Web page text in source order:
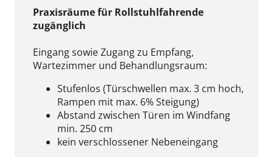
Praxisräume für Rollstuhlfahrende
zugänglich
Eingang sowie Zugang zu Empfang,
Wartezimmer und Behandlungsraum:
Stufenlos (Türschwellen max. 3 cm hoch,
Rampen mit max. 6% Steigung)
Abstand zwischen Türen im Windfang
min. 250 cm
kein verschlossener Nebeneingang